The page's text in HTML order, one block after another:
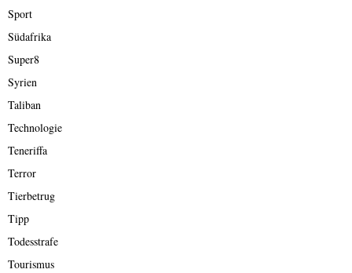
Sport
Südafrika
Super8
Syrien
Taliban
Technologie
Teneriffa
Terror
Tierbetrug
Tipp
Todesstrafe
Tourismus